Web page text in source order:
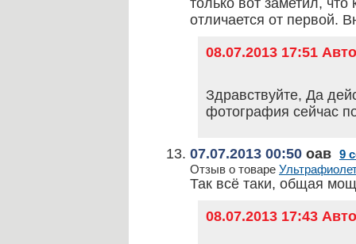
только вот заметил,
отличается от первой.
08.07.2013 17:51
Здравствуйте, Да
фотография сейчас
07.07.2013 00:50 оав 9
Отзыв о товаре
Так всё таки, общая
08.07.2013 17:43